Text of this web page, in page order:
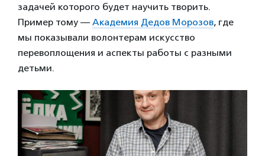
задачей которого будет научить творить.
Пример тому — Академия Дедов Морозов, где
мы показывали волонтерам искусство
перевоплощения и аспекты работы с разными
детьми.